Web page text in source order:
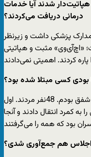
شدند آیا خدمات
درمانی دریافت می‌کردند؟
پزشکی داشت و زیرنظر
«اچ‌آی‌وی» مثبت و هپاتیتی
بودی کسی مبتلا شده بود؟
آن سالی که اسهال خونی شایع شد، من شفق بودم. 48نفر مردند. اول
کمرد انتقال دادند و آنجا
هم جمع‌آوری شدی؟